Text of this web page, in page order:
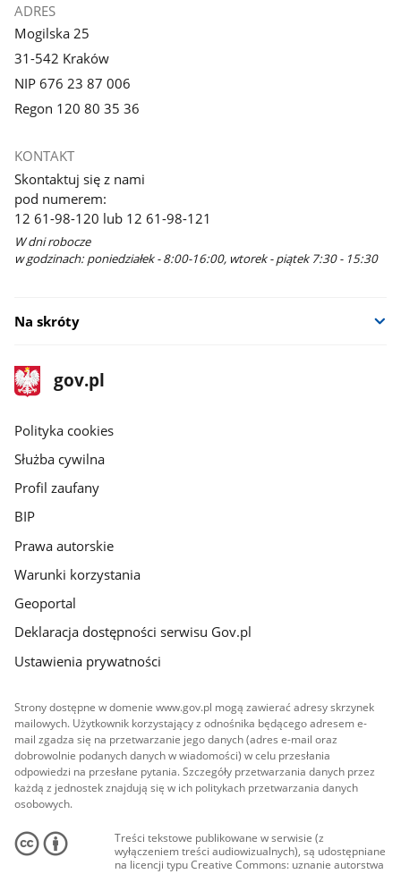
ADRES
Mogilska 25
31-542 Kraków
NIP 676 23 87 006
Regon 120 80 35 36
KONTAKT
Skontaktuj się z nami
pod numerem:
12 61-98-120 lub 12 61-98-121
W dni robocze
w godzinach: poniedziałek - 8:00-16:00, wtorek - piątek 7:30 - 15:30
Na skróty
stopka
gov.pl
Strona
gov.pl
gov.pl
Polityka cookies
Służba cywilna
Profil zaufany
BIP
Prawa autorskie
Warunki korzystania
Geoportal
Deklaracja dostępności serwisu Gov.pl
Ustawienia prywatności
Strony dostępne w domenie www.gov.pl mogą zawierać adresy skrzynek
mailowych. Użytkownik korzystający z odnośnika będącego adresem e-
mail zgadza się na przetwarzanie jego danych (adres e-mail oraz
dobrowolnie podanych danych w wiadomości) w celu przesłania
odpowiedzi na przesłane pytania. Szczegóły przetwarzania danych przez
każdą z jednostek znajdują się w ich politykach przetwarzania danych
osobowych.
Treści tekstowe publikowane w serwisie (z
wyłączeniem treści audiowizualnych), są udostępniane
na licencji typu Creative Commons: uznanie autorstwa